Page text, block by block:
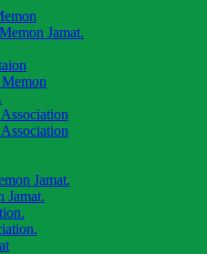
Jamat.
Jamat.
Jamat.